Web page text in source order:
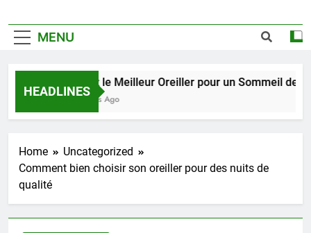
MENU
HEADLINES
Trouvez le Meilleur Oreiller pour un Sommeil de
2 Semaines Ago
Home
Uncategorized
Comment bien choisir son oreiller pour des nuits de
qualité